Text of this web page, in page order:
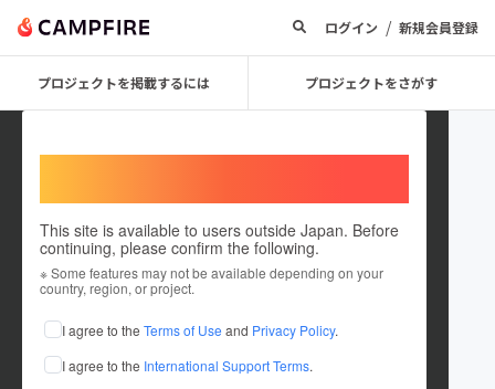
ログイン / 新規会員登録
プロジェクトを掲載するには プロジェクトをさがす
This site is available to users outside Japan. Before
continuing, please confirm the following.
※ Some features may not be available depending on your
country, region, or project.
I agree to the Terms of Use and Privacy Policy.
I agree to the International Support Terms.
masahiro yanagi arch
これまでに1件のプロジェクトを投稿しています
在住国：日本 現在地：山口県